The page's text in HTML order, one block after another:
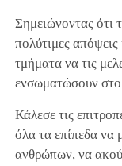
Σημειώνοντας ότι
πολύτιμες
τμήματα να τις
ενσωματώσουν στο
Κάλεσε τις
όλα τα επίπεδα να
ανθρώπων, να